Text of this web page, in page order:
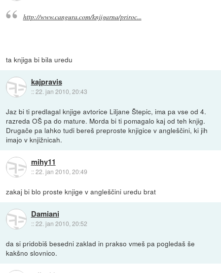
http://www.cangura.com/knjigarna/priroc...
ta knjiga bi bila uredu
kajpravis
::22. jan 2010, 20:43
Jaz bi ti predlagal knjige avtorice Liljane Štepic, ima pa vse od 4.
razreda OŠ pa do mature. Morda bi ti pomagalo kaj od teh knjig.
Drugače pa lahko tudi bereš preproste knjigice v angleščini, ki jih
imajo v knjižnicah.
mihy11
::22. jan 2010, 20:49
zakaj bi blo proste knjige v angleščini uredu brat
Damiani
::22. jan 2010, 20:52
da si pridobiš besedni zaklad in prakso vmeš pa pogledaš še
kakšno slovnico.